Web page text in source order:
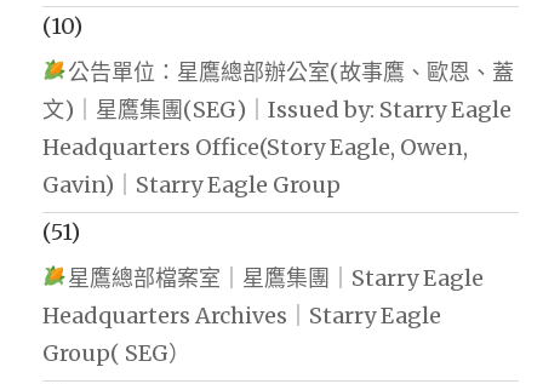
(10)
公告單位：星鷹總部辦公室(故事鷹、歐恩、蓋
文)｜星鷹集團(SEG)｜Issued by: Starry Eagle
Headquarters Office(Story Eagle, Owen,
Gavin)｜Starry Eagle Group
(51)
星鷹總部檔案室｜星鷹集團｜Starry Eagle
Headquarters Archives｜Starry Eagle
Group( SEG）